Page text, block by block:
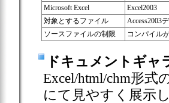
Microsoft Excel
Excel2003
対象とするファイル
Access2003
ソースファイルの制限
コンパイル
ドキュメントギャ
Excel/html/chm形
にて見やすく展示